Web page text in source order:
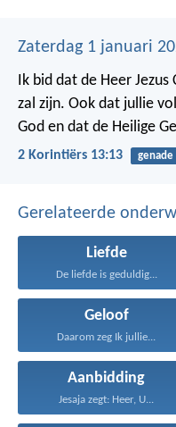
Zaterdag 1 januari
Ik bid dat de Heer
zal zijn. Ook dat jullie
God en dat de Heilige
2 Korintiërs 13:13 genade
Gerelateerde
Liefde
De liefde is geduldig...
Geloof
Daarom zeg Ik jullie...
Aanbidding
Jesaja zegt: Heer, U...